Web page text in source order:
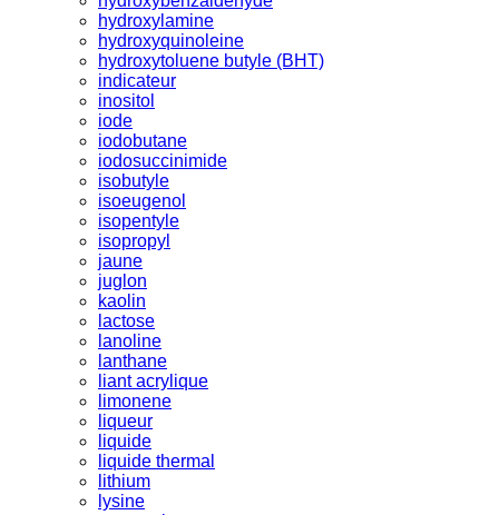
hydroxylamine
hydroxyquinoleine
hydroxytoluene butyle (BHT)
indicateur
inositol
iode
iodobutane
iodosuccinimide
isobutyle
isoeugenol
isopentyle
isopropyl
jaune
juglon
kaolin
lactose
lanoline
lanthane
liant acrylique
limonene
liqueur
liquide
liquide thermal
lithium
lysine